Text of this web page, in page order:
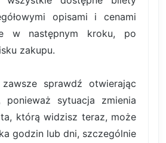
opisami i cenami
w następnym kroku, po
zakupu.
sprawdź otwierając
ponieważ sytuacja zmienia
którą widzisz teraz, może
godzin lub dni, szczególnie